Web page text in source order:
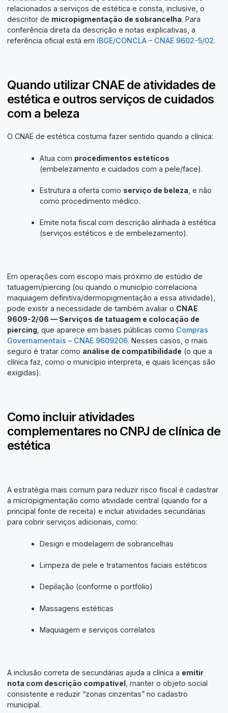
relacionados a serviços de estética e consta, inclusive, o
descritor de micropigmentação de sobrancelha. Para
conferência direta da descrição e notas explicativas, a
referência oficial está em IBGE/CONCLA – CNAE 9602-5/02.
Quando utilizar CNAE de atividades de
estética e outros serviços de cuidados
com a beleza
O CNAE de estética costuma fazer sentido quando a clínica:
Atua com procedimentos estéticos
(embelezamento e cuidados com a pele/face).
Estrutura a oferta como serviço de beleza , e não
como procedimento médico.
Emite nota fiscal com descrição alinhada à estética
(serviços estéticos e de embelezamento).
Em operações com escopo mais próximo de estúdio de
tatuagem/piercing (ou quando o município correlaciona
maquiagem definitiva/dermopigmentação a essa atividade),
pode existir a necessidade de também avaliar o CNAE
9609-2/06 — Serviços de tatuagem e colocação de
piercing , que aparece em bases públicas como Compras
Governamentais – CNAE 9609206. Nesses casos, o mais
seguro é tratar como análise de compatibilidade (o que a
clínica faz, como o município interpreta, e quais licenças são
exigidas).
Como incluir atividades
complementares no CNPJ de clínica de
estética
A estratégia mais comum para reduzir risco fiscal é cadastrar
a micropigmentação como atividade central (quando for a
principal fonte de receita) e incluir atividades secundárias
para cobrir serviços adicionais, como:
Design e modelagem de sobrancelhas
Limpeza de pele e tratamentos faciais estéticos
Depilação (conforme o portfólio)
Massagens estéticas
Maquiagem e serviços correlatos
A inclusão correta de secundárias ajuda a clínica a emitir
nota com descrição compatível , manter o objeto social
consistente e reduzir “zonas cinzentas” no cadastro
municipal.